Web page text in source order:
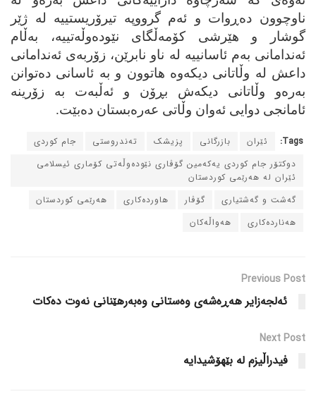
ناوچوون ده‌ڕوات و ئه‌م گرووپه‌ تیرۆریستییه‌ له‌ ژێر
گوشار و هێرشی کۆمه‌ڵگای نێوده‌وڵه‌تییه‌، به‌ڵام
ئه‌ندامانی به‌م ئاسانییه‌ له‌ ناو نابرێن، زۆربه‌ی ئه‌ندامانی
داعش له‌ وڵاتانی دیکه‌وه‌ هاتوون و به‌ ئاسانی ده‌توانن
به‌ره‌و وڵاتانی دیکه‌ش بڕۆن و ئه‌ڵبه‌ت به‌ زۆرینه‌
ئامانجی دوایی ئه‌وان وڵاتی عه‌ره‌بستان ده‌بێت.
Tags: ئێران بازرگانی پزیشک ته‌ندروستی
جام کوردی
دوکتۆر جام کوردی یه‌که‌مین گۆڤاری نێوده‌وڵه‌تی کۆماری ئیسلامی
ئێران له‌ هه‌رێمی کوردستان
گه‌شت و گه‌شتیاری
گۆڤار هاورده‌کاری
هه‌رێمی کوردستان
هه‌نارده‌کاری
هه‌واڵه‌کان
Previous Post
ئه‌لجه‌زایر هه‌ڕه‌شه‌ی وه‌ستانی وه‌به‌رهێنانی نه‌وت ده‌کات
Next Post
فیدراڵیزم له‌ بێهۆشیدایه‌